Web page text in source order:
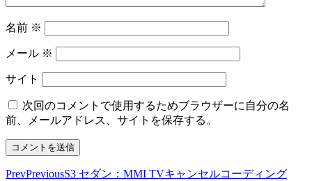
名前 ※
メール ※
サイト
次回のコメントで使用するためブラウザーに自分の名
前、メールアドレス、サイトを保存する。
PrevPreviousS3 セダン：MMI TVキャンセルコーディング